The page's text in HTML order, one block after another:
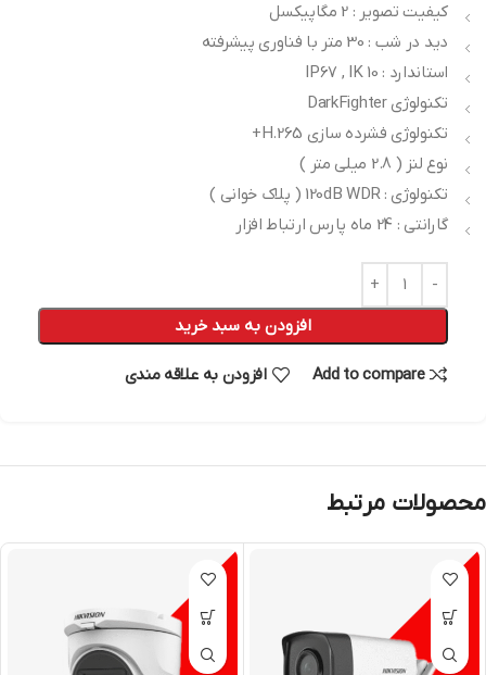
کیفیت تصویر : 2 مگاپیکسل
دید در شب : 30 متر با فناوری پیشرفته
استاندارد : IP67 , IK 10
تکنولوژی DarkFighter
تکنولوژی فشرده سازی H.265+
نوع لنز ( 2.8 میلی متر )
تکنولوژی : 120dB WDR ( پلاک خوانی )
گارانتی : 24 ماه پارس ارتباط افزار
افزودن به سبد خرید
Add to compare افزودن به علاقه مندی
محصولات مرتبط